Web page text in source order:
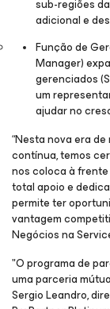
sub-regiões
adicional e
Função de
Manager)
gerenciados
um
ajudar no
“Nesta nova era
contínua, temos
nos coloca à
total apoio e
permite ter
vantagem
Negócios na
"O programa de
uma parceria
Sergio Leandro,